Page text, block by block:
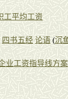
工平均工资
四书五经 论语(沉
业工资指导线方案